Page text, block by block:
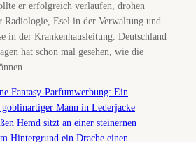
er erfolgreich verlaufen, drohen
Radiologie, Esel in der Verwaltung und
in der Krankenhausleitung. Deutschland
hat schon mal gesehen, wie die